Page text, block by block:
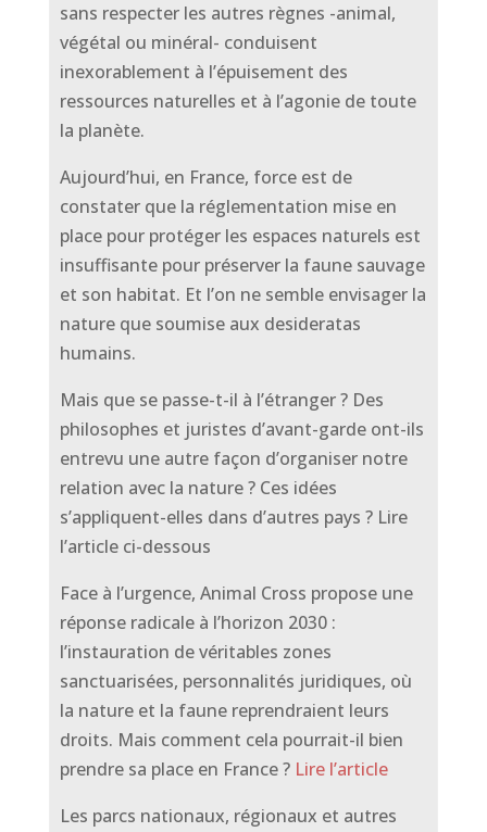
sans respecter les autres règnes -animal,
végétal ou minéral- conduisent
inexorablement à l’épuisement des
ressources naturelles et à l’agonie de toute
la planète.
Aujourd’hui, en France, force est de
constater que la réglementation mise en
place pour protéger les espaces naturels est
insuffisante pour préserver la faune sauvage
et son habitat. Et l’on ne semble envisager la
nature que soumise aux desideratas
humains.
Mais que se passe-t-il à l’étranger ? Des
philosophes et juristes d’avant-garde ont-ils
entrevu une autre façon d’organiser notre
relation avec la nature ? Ces idées
s’appliquent-elles dans d’autres pays ? Lire
l’article ci-dessous
Face à l’urgence, Animal Cross propose une
réponse radicale à l’horizon 2030 :
l’instauration de véritables zones
sanctuarisées, personnalités juridiques, où
la nature et la faune reprendraient leurs
droits. Mais comment cela pourrait-il bien
prendre sa place en France ? Lire l’article
Les parcs nationaux, régionaux et autres